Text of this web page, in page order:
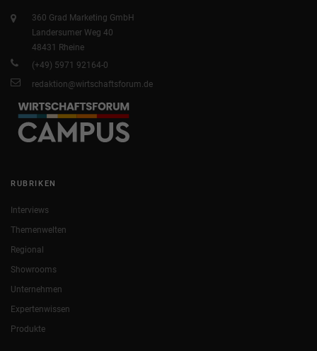
360 Grad Marketing GmbH
Landersumer Weg 40
48431 Rheine
(+49) 5971 92164-0
redaktion@wirtschaftsforum.de
RUBRIKEN
Interviews
Themenwelten
Regional
Showrooms
Unternehmen
Expertenwissen
Produkte